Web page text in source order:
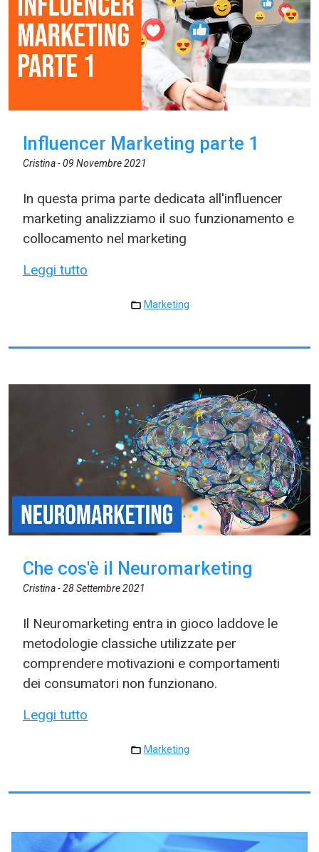
Influencer Marketing parte 1
Cristina -09 Novembre 2021
In questa prima parte dedicata all'influencer
marketing analizziamo il suo funzionamento e
collocamento nel marketing
Leggi tutto
Marketing
Che cos'è il Neuromarketing
Cristina -28 Settembre 2021
Il Neuromarketing entra in gioco laddove le
metodologie classiche utilizzate per
comprendere motivazioni e comportamenti
dei consumatori non funzionano.
Leggi tutto
Marketing